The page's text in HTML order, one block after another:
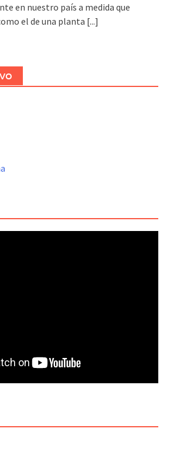
en nuestro país a medida que
el de una planta [...]